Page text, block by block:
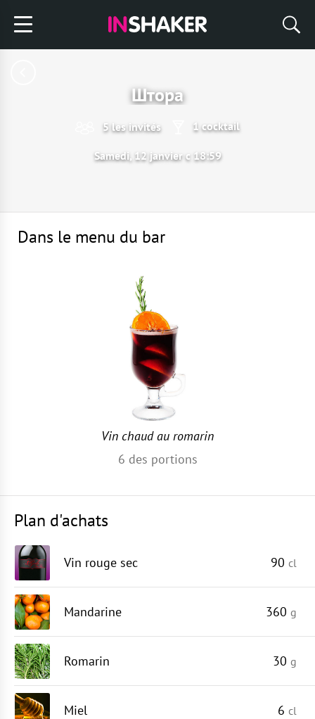
Штора
5 les invités 1 cocktail
Samedi, 12 janvier с 18:59
Dans le menu du bar
Vin chaud au romarin
6 des portions
Plan d'achats
Vin rouge sec 90 cl
Mandarine 360 g
Romarin 30 g
Miel 6 cl